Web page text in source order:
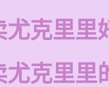
尤克里里
尤克里里